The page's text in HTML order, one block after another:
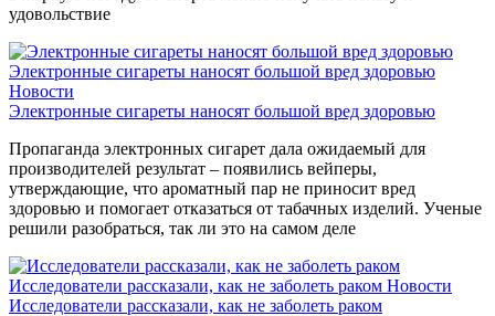
удовольствие
Электронные сигареты наносят большой вред здоровью
Новости
Электронные сигареты наносят большой вред здоровью
Пропаганда электронных сигарет дала ожидаемый для
производителей результат – появились вейперы,
утверждающие, что ароматный пар не приносит вред
здоровью и помогает отказаться от табачных изделий. Ученые
решили разобраться, так ли это на самом деле
Исследователи рассказали, как не заболеть раком Новости
Исследователи рассказали, как не заболеть раком